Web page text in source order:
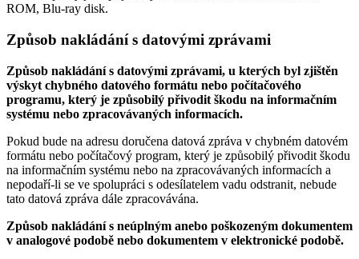
ROM, Blu-ray disk.
Způsob nakládání s datovými zprávami
Způsob nakládání s datovými zprávami, u kterých byl zjištěn
výskyt chybného datového formátu nebo počítačového
programu, který je způsobilý přivodit škodu na informačním
systému nebo zpracovávaných informacích.
Pokud bude na adresu doručena datová zpráva v chybném datovém
formátu nebo počítačový program, který je způsobilý přivodit škodu
na informačním systému nebo na zpracovávaných informacích a
nepodaří-li se ve spolupráci s odesílatelem vadu odstranit, nebude
tato datová zpráva dále zpracovávána.
Způsob nakládání s neúplným anebo poškozeným dokumentem
v analogové podobě nebo dokumentem v elektronické podobě.